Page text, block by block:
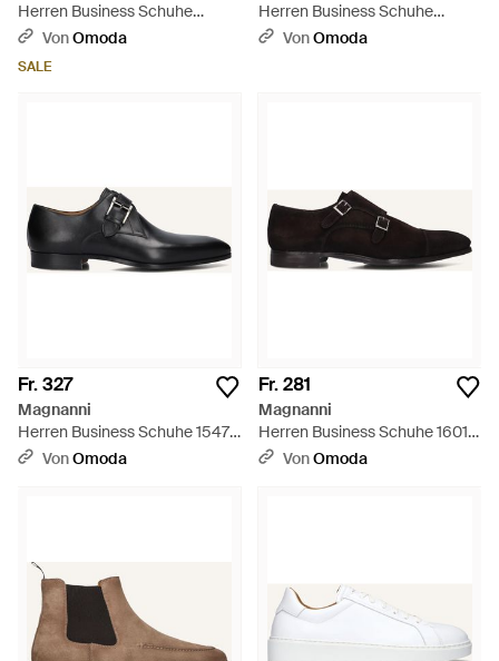
Herren Business Schuhe
23806 - Schwarz
VonOmoda
SALE
Herren Business Schuhe
23808 - Schwarz
VonOmoda
Fr. 327
Magnanni
Herren Business Schuhe 15477
- Schwarz
VonOmoda
Fr. 281
Magnanni
Herren Business Schuhe 16016
- Schwarz
VonOmoda